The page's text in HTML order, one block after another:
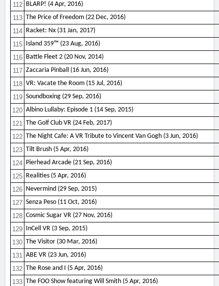
112 BLARP! (4 Apr, 2016)
113 The Price of Freedom (22 Dec, 2016)
114 Racket: Nx (31 Jan, 2017)
115 Island 359™ (23 Aug, 2016)
116 Battle Fleet 2 (20 Nov, 2014)
117 Zaccaria Pinball (16 Jun, 2016)
118 VR: Vacate the Room (15 Jul, 2016)
119 Soundboxing (29 Sep, 2016)
120 Albino Lullaby: Episode 1 (14 Sep, 2015)
121 The Golf Club VR (24 Feb, 2017)
122 The Night Cafe: A VR Tribute to Vincent Van Gogh (3 Jun, 2016)
123 Tilt Brush (5 Apr, 2016)
124 Pierhead Arcade (21 Sep, 2016)
125 Realities (5 Apr, 2016)
126 Nevermind (29 Sep, 2015)
127 Senza Peso (11 Oct, 2016)
128 Cosmic Sugar VR (27 Nov, 2016)
129 InCell VR (3 Sep, 2015)
130 The Visitor (30 Mar, 2016)
131 ABE VR (23 Jun, 2016)
132 The Rose and I (5 Apr, 2016)
133 The FOO Show featuring Will Smith (5 Apr, 2016)